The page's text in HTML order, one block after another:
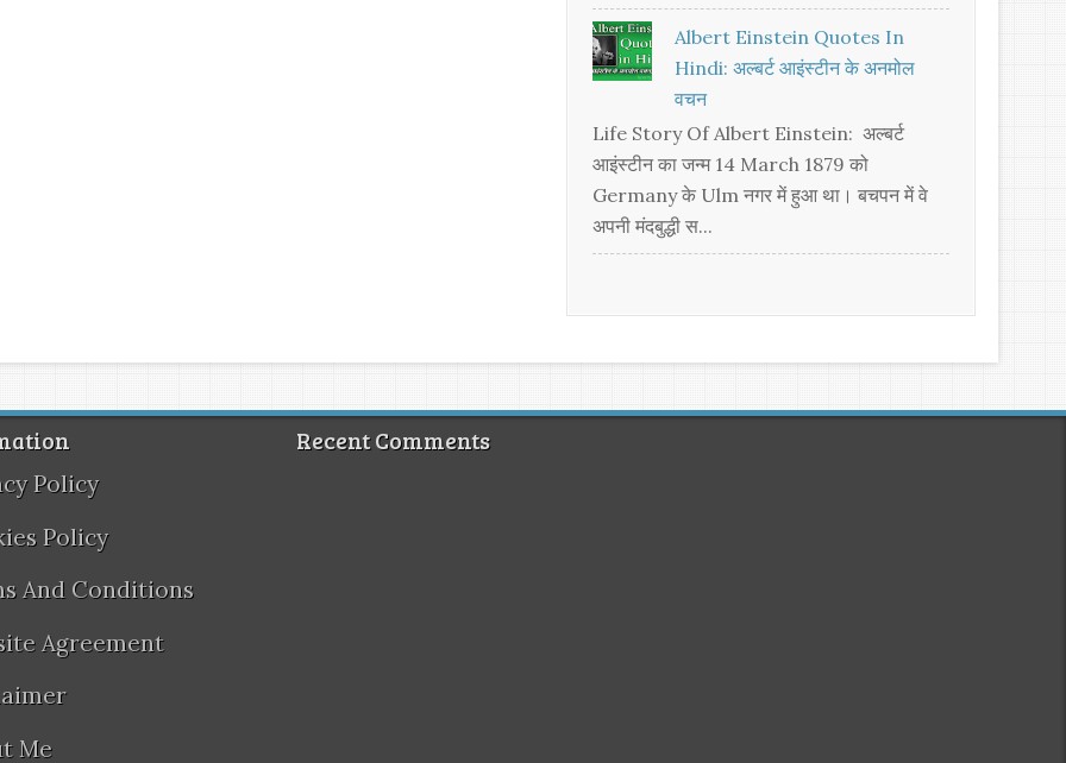
Albert Einstein Quotes In
Hindi: अल्बर्ट आइंस्टीन के अनमोल
वचन
Life Story Of Albert Einstein: अल्बर्ट
आइंस्टीन का जन्म 14 March 1879 को
Germany के Ulm नगर में हुआ था। बचपन में वे
अपनी मंदबुद्धी स...
Policy
Policy
And Conditions
Agreement
Me
Recent Comments